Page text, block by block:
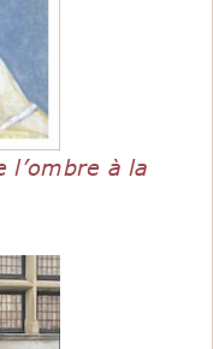
l’ombre à la